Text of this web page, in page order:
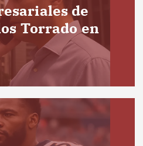
de
Torrado en